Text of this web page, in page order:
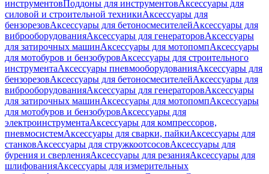
инструментовПоддоны для инструментовАксессуары для
силовой и строительной техникиАксессуары для
бензорезовАксессуары для бетоносмесителейАксессуары для
виброоборудованияАксессуары для генераторовАксессуары
для затирочных машинАксессуары для мотопомпАксессуары
для мотобуров и бензобуровАксессуары для строительного
инструментаАксессуары пневмооборудованияАксессуары для
бензорезовАксессуары для бетоносмесителейАксессуары для
виброоборудованияАксессуары для генераторовАксессуары
для затирочных машинАксессуары для мотопомпАксессуары
для мотобуров и бензобуровАксессуары для
электроинструментаАксессуары для компрессоров,
пневмосистемАксессуары для сварки, пайкиАксессуары для
станковАксессуары для стружкоотсосовАксессуары для
бурения и сверленияАксессуары для резанияАксессуары для
шлифованияАксессуары для измерительных